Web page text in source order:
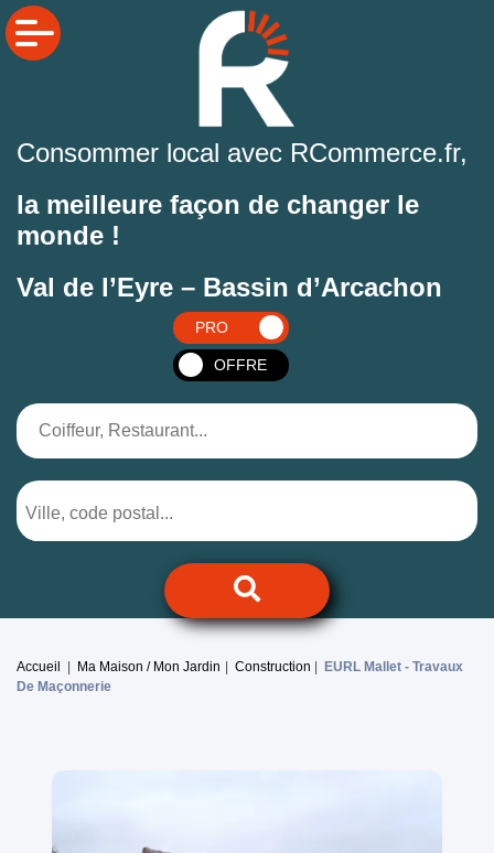
Consommer local avec RCommerce.fr,
la meilleure façon de changer le
monde !
Val de l’Eyre – Bassin d’Arcachon
PRO
OFFRE
Accueil Ma Maison / Mon Jardin Construction EURL Mallet -Travaux
De Maçonnerie